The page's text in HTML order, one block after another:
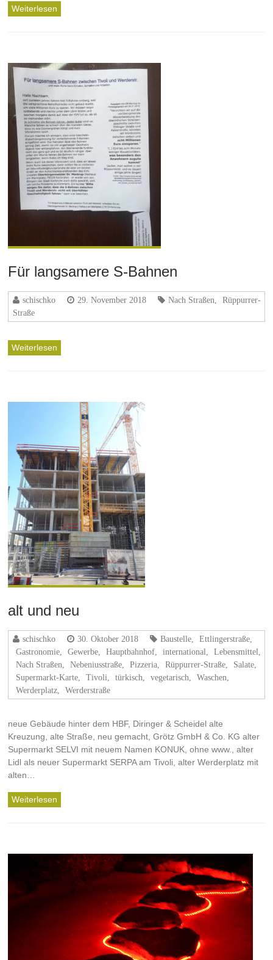
Weiterlesen
Für langsamere S-Bahnen
schischko 29. November 2018 Nach Straßen
Rüppurrer-
Straße
Weiterlesen
alt und neu
schischko 30. Oktober 2018 Baustelle Ettlingerstraße
Gastronomie
Gewerbe Hauptbahnhof international Lebensmittel
Nach Straßen
Nebeniusstraße Pizzeria Rüppurrer-Straße Salate
Supermarkt-Karte
Tivoli türkisch vegetarisch Waschen
Werderplatz
Werderstraße
neue Gebäude hinter dem HBF, Diringer & Scheidel alte
Kreuzung, alte Straße, neu gemacht, Grötz GmbH & Co. KG alter
Supermarkt SELVI mit neuem Namen KONUK, ohne www., alter
Lidl als neuer Supermarkt SERPA am Tivoli, alter Werderplatz mit
alten…
Weiterlesen